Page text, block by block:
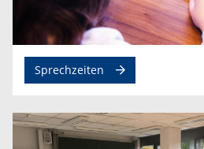
Sprechzeiten